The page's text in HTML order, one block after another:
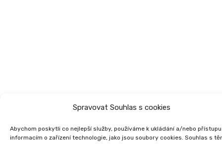
Spravovat Souhlas s cookies
Abychom poskytli co nejlepší služby, používáme k ukládání a/nebo
informacím o zařízení technologie, jako jsou soubory cookies. Souhlas s